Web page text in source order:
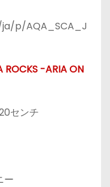
p/AQA_SCA_J
ROCKS -ARIA ON
センチ
ー